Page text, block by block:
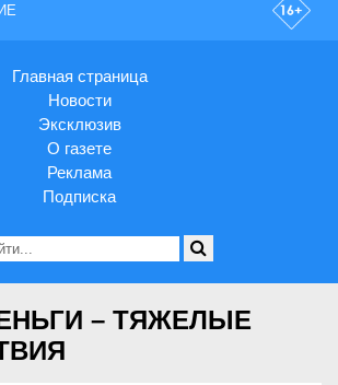
Главная страница
Новости
Эксклюзив
О газете
Реклама
Подписка
– ТЯЖЕЛЫЕ